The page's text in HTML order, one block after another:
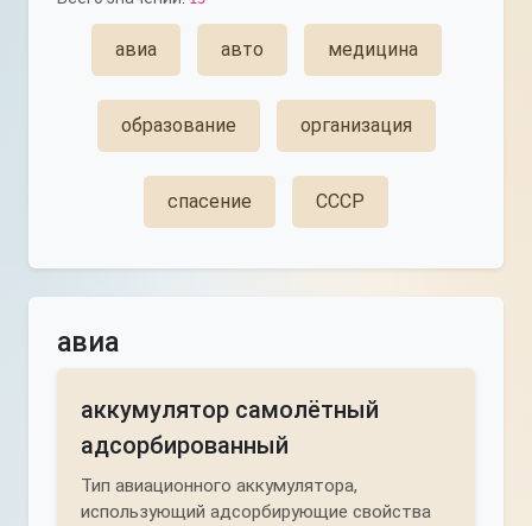
авиа авто медицина
образование организация
спасение СССР
авиа
аккумулятор самолётный
адсорбированный
Тип авиационного аккумулятора,
использующий адсорбирующие свойства